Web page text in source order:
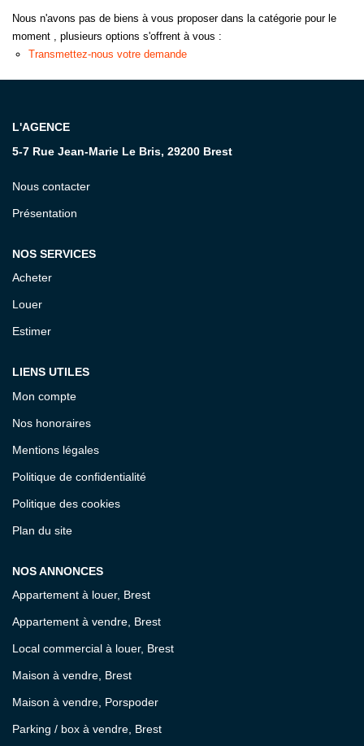
CONTACT
Nous n'avons pas de biens à vous proposer dans la catégorie pour le
moment , plusieurs options s'offrent à vous :
Transmettez-nous votre demande
L'AGENCE
5-7 Rue Jean-Marie Le Bris, 29200 Brest
Nous contacter
Présentation
NOS SERVICES
Acheter
Louer
Estimer
LIENS UTILES
Mon compte
Nos honoraires
Mentions légales
Politique de confidentialité
Politique des cookies
Plan du site
NOS ANNONCES
Appartement à louer, Brest
Appartement à vendre, Brest
Local commercial à louer, Brest
Maison à vendre, Brest
Maison à vendre, Porspoder
Parking / box à vendre, Brest